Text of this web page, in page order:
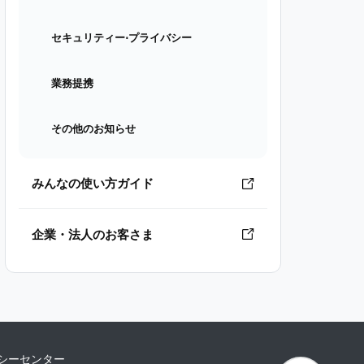
セキュリティー⋅プライバシー
業務提携
その他のお知らせ
みんなの使い方ガイド
企業・法人のお客さま
ーセンター